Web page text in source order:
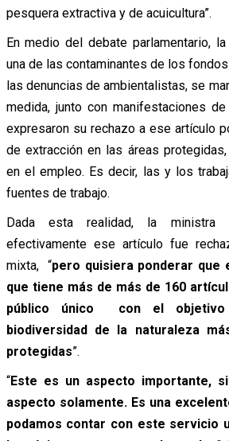
pesquera extractiva y de acuicultura”.
En medio del debate parlamentario,
una de las contaminantes de los
las denuncias de ambientalistas, se
medida, junto con manifestaciones
expresaron su rechazo a ese artículo
de extracción en las áreas
en el empleo. Es decir, las y los
fuentes de trabajo.
Dada esta realidad, la ministra
efectivamente ese artículo fue
mixta, “pero quisiera ponderar que
que tiene más de más de 160
público único con el
biodiversidad de la naturaleza
protegidas”.
“Este es un aspecto importante,
aspecto solamente. Es una
podamos contar con este servicio